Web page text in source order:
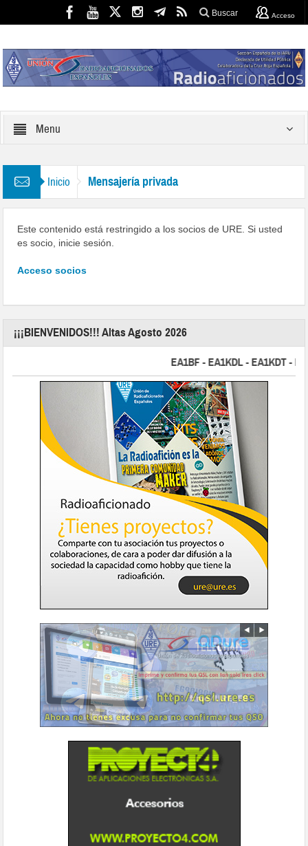
Buscar Acceso
Menu
Inicio Mensajería privada
Este contenido está restringido a los socios de URE. Si usted
es socio, inicie sesión.
Acceso socios
¡¡¡BIENVENIDOS!!! Altas Agosto 2026
EA1BF - EA1KDL - EA1KDT -